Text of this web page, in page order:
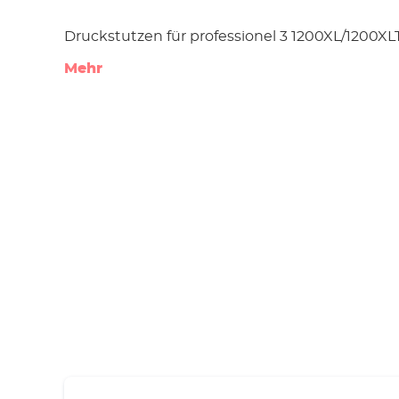
Druckstutzen für professionel 3 1200XL/
Mehr